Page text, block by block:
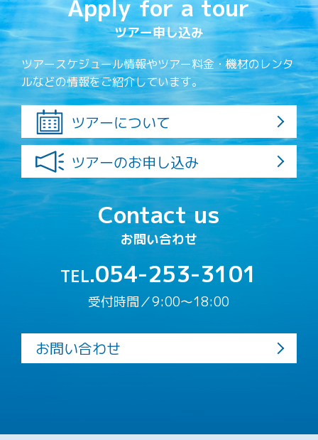
Apply for a tour
ツアー申し込み
ツアースケジュール情報やツアー料金・機材のレンタ
ルなどの情報をご紹介しています。
ツアーについて
ツアーのお申し込み
Contact us
お問い合わせ
TEL.054-253-3101
受付時間／9:00〜18:00
お問い合わせ